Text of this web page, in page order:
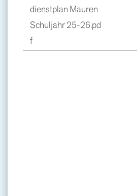
dienstplan Mauren
Schuljahr 25-26.pd
f